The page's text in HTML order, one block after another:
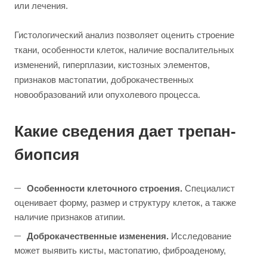
или лечения.
Гистологический анализ позволяет оценить строение
ткани, особенности клеток, наличие воспалительных
изменений, гиперплазии, кистозных элементов,
признаков мастопатии, доброкачественных
новообразований или опухолевого процесса.
Какие сведения дает трепан-
биопсия
Особенности клеточного строения. Специалист
оценивает форму, размер и структуру клеток, а также
наличие признаков атипии.
Доброкачественные изменения. Исследование
может выявить кисты, мастопатию, фиброаденому,